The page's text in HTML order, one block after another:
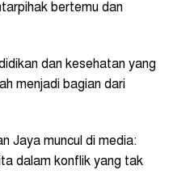
bertemu dan
dan kesehatan yang
menjadi bagian dari
Jaya muncul di media:
dalam konflik yang tak